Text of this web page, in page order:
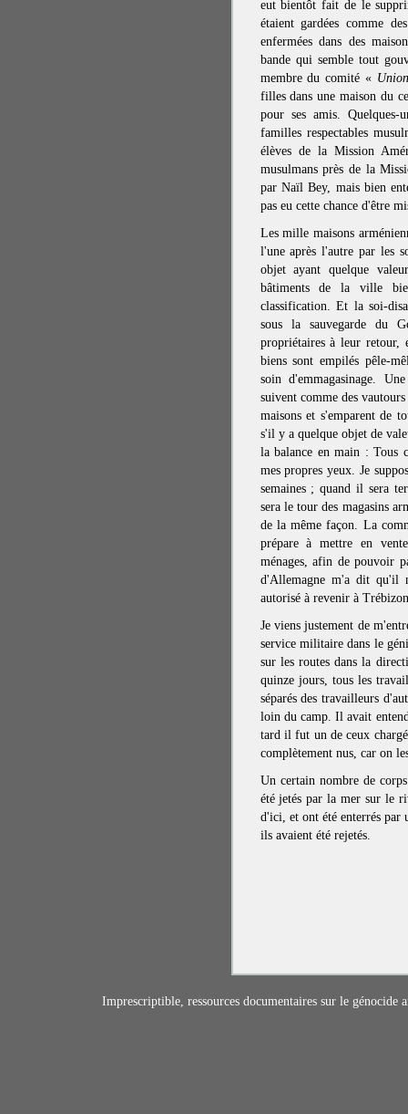
eut bientôt fait de le
étaient gardées comme
enfermées dans des
bande qui semble tout
membre du comité «
filles dans une maison du
pour ses amis. Quelques-
familles respectables
élèves de la Mission
musulmans près de la
par Naïl Bey, mais bien
pas eu cette chance d'être
Les mille maisons
l'une après l'autre par les
objet ayant quelque
bâtiments de la ville
classification. Et la soi-
sous la sauvegarde du
propriétaires à leur retour,
biens sont empilés pêle-
soin d'emmagasinage.
suivent comme des
maisons et s'emparent de
s'il y a quelque objet de
la balance en main : Tous
mes propres yeux. Je
semaines ; quand il sera
sera le tour des magasins
de la même façon. La
prépare à mettre en
ménages, afin de pouvoir
d'Allemagne m'a dit qu'il
autorisé à revenir à
Je viens justement de
service militaire dans le
sur les routes dans la
quinze jours, tous les
séparés des travailleurs
loin du camp. Il avait
tard il fut un de ceux
complètement nus, car on
Un certain nombre de
été jetés par la mer sur le
d'ici, et ont été enterrés par
ils avaient été rejetés.
Imprescriptible, ressources documentaires sur le génocide